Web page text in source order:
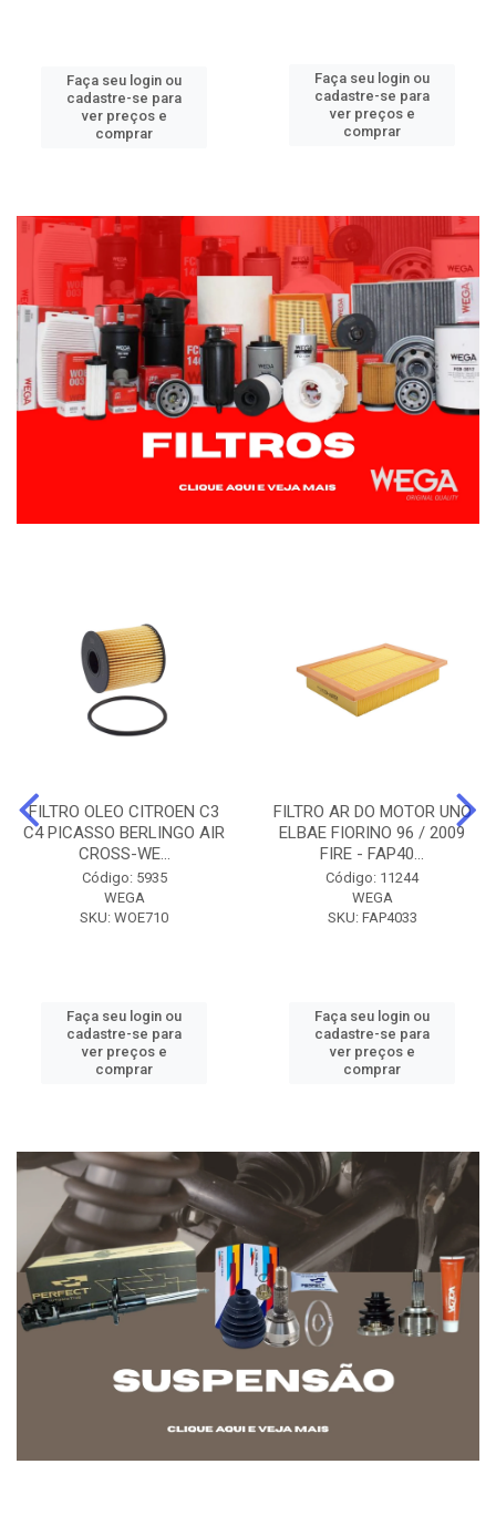
Faça seu login ou
cadastre-se para
ver preços e
comprar
Faça seu login ou
cadastre-se para
ver preços e
comprar
FILTRO OLEO CITROEN C3
C4 PICASSO BERLINGO AIR
CROSS-WE...
Código: 5935
WEGA
SKU: WOE710
Faça seu login ou
cadastre-se para
ver preços e
comprar
FILTRO AR DO MOTOR UNO
ELBAE FIORINO 96 / 2009
FIRE - FAP40...
Código: 11244
WEGA
SKU: FAP4033
Faça seu login ou
cadastre-se para
ver preços e
comprar